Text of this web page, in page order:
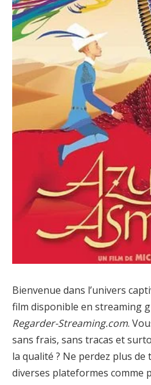
Bienvenue dans l’univers
film disponible en streaming
Regarder-Streaming.com.
sans frais, sans tracas et
la qualité ? Ne perdez plus
diverses plateformes comme